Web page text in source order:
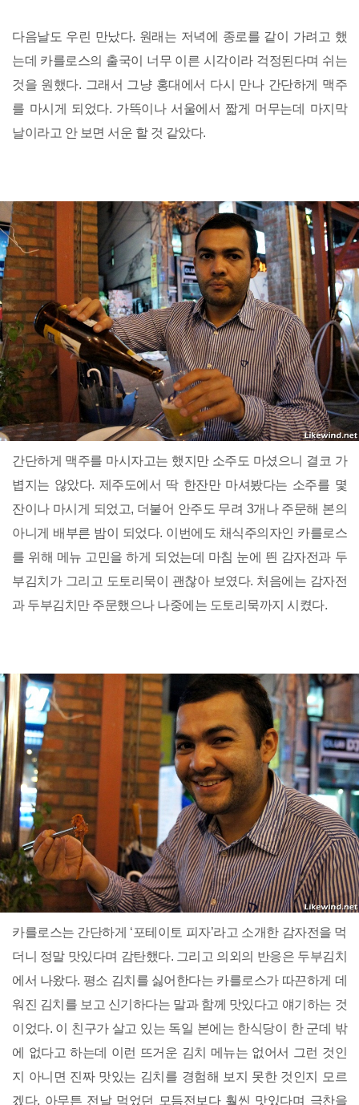
다음날도 우린 만났다. 원래는 저녁에 종로를 같이 가려고 했
는데 카를로스의 출국이 너무 이른 시각이라 걱정된다며 쉬는
것을 원했다. 그래서 그냥 홍대에서 다시 만나 간단하게 맥주
를 마시게 되었다. 가뜩이나 서울에서 짧게 머무는데 마지막
날이라고 안 보면 서운 할 것 같았다.
간단하게 맥주를 마시자고는 했지만 소주도 마셨으니 결코 가
볍지는 않았다. 제주도에서 딱 한잔만 마셔봤다는 소주를 몇
잔이나 마시게 되었고, 더불어 안주도 무려 3개나 주문해 본의
아니게 배부른 밤이 되었다. 이번에도 채식주의자인 카를로스
를 위해 메뉴 고민을 하게 되었는데 마침 눈에 띈 감자전과 두
부김치가 그리고 도토리묵이 괜찮아 보였다. 처음에는 감자전
과 두부김치만 주문했으나 나중에는 도토리묵까지 시켰다.
카를로스는 간단하게 ‘포테이토 피자’라고 소개한 감자전을 먹
더니 정말 맛있다며 감탄했다. 그리고 의외의 반응은 두부김치
에서 나왔다. 평소 김치를 싫어한다는 카를로스가 따끈하게 데
워진 김치를 보고 신기하다는 말과 함께 맛있다고 얘기하는 것
이었다. 이 친구가 살고 있는 독일 본에는 한식당이 한 군데 밖
에 없다고 하는데 이런 뜨거운 김치 메뉴는 없어서 그런 것인
지 아니면 진짜 맛있는 김치를 경험해 보지 못한 것인지 모르
겠다. 아무튼 전날 먹었던 모듬전보다 훨씬 맛있다며 극찬을